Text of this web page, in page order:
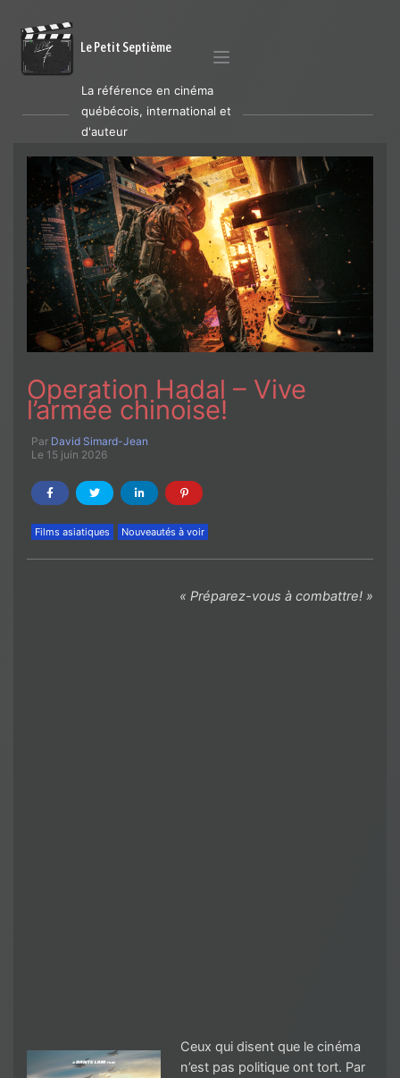
Le Petit Septième
La référence en cinéma
québécois, international et
d'auteur
Operation Hadal – Vive
l’armée chinoise!
Par David Simard-Jean
Le 15 juin 2026
Films asiatiques Nouveautés à voir
« Préparez-vous à combattre! »
Ceux qui disent que le cinéma
n’est pas politique ont tort. Par